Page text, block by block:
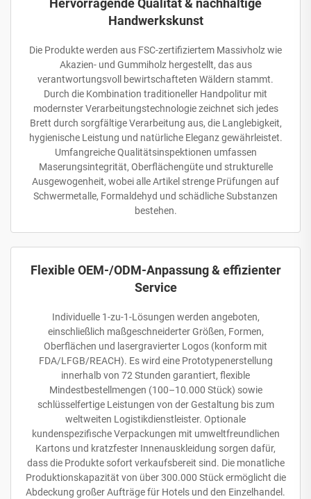
Hervorragende Qualität & nachhaltige
Handwerkskunst
Die Produkte werden aus FSC-zertifiziertem Massivholz wie
Akazien- und Gummiholz hergestellt, das aus
verantwortungsvoll bewirtschafteten Wäldern stammt.
Durch die Kombination traditioneller Handpolitur mit
modernster Verarbeitungstechnologie zeichnet sich jedes
Brett durch sorgfältige Verarbeitung aus, die Langlebigkeit,
hygienische Leistung und natürliche Eleganz gewährleistet.
Umfangreiche Qualitätsinspektionen umfassen
Maserungsintegrität, Oberflächengüte und strukturelle
Ausgewogenheit, wobei alle Artikel strenge Prüfungen auf
Schwermetalle, Formaldehyd und schädliche Substanzen
bestehen.
Flexible OEM-/ODM-Anpassung & effizienter
Service
Individuelle 1-zu-1-Lösungen werden angeboten,
einschließlich maßgeschneiderter Größen, Formen,
Oberflächen und lasergravierter Logos (konform mit
FDA/LFGB/REACH). Es wird eine Prototypenerstellung
innerhalb von 72 Stunden garantiert, flexible
Mindestbestellmengen (100–10.000 Stück) sowie
schlüsselfertige Leistungen von der Gestaltung bis zum
weltweiten Logistikdienstleister. Optionale
kundenspezifische Verpackungen mit umweltfreundlichen
Kartons und kratzfester Innenauskleidung sorgen dafür,
dass die Produkte sofort verkaufsbereit sind. Die monatliche
Produktionskapazität von über 300.000 Stück ermöglicht die
Abdeckung großer Aufträge für Hotels und den Einzelhandel.